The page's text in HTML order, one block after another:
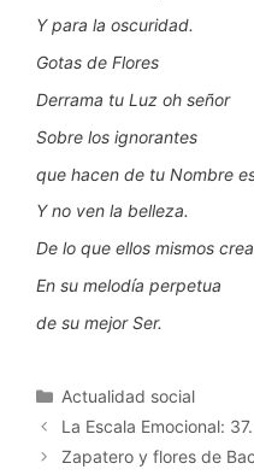
Y para la oscuridad.
Gotas de Flores
Derrama tu Luz oh señor
Sobre los ignorantes
que hacen de tu Nombre
Y no ven la belleza.
De lo que ellos mismos
En su melodía perpetua
de su mejor Ser.
Categorías
Actualidad social
La Escala Emocional:
Zapatero y flores de